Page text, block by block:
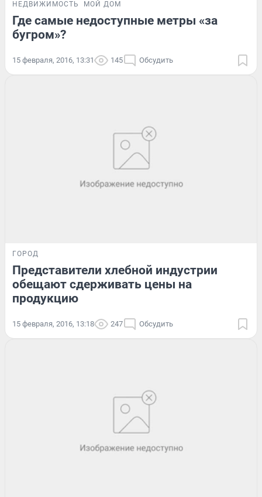
НЕДВИЖИМОСТЬ МОЙ ДОМ
Где самые недоступные метры «за
бугром»?
15 февраля, 2016, 13:31 145 Обсудить
ГОРОД
Представители хлебной индустрии
обещают сдерживать цены на
продукцию
15 февраля, 2016, 13:18 247 Обсудить